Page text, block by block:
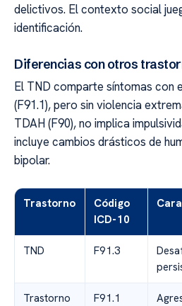
delictivos. El contexto social
identificación.
Diferencias con otros
El TND comparte síntomas con
(F91.1), pero sin violencia
TDAH (F90), no implica
incluye cambios drásticos de
bipolar.
Trastorno
Código
ICD-10
TND F91.3
Trastorno
F91.1